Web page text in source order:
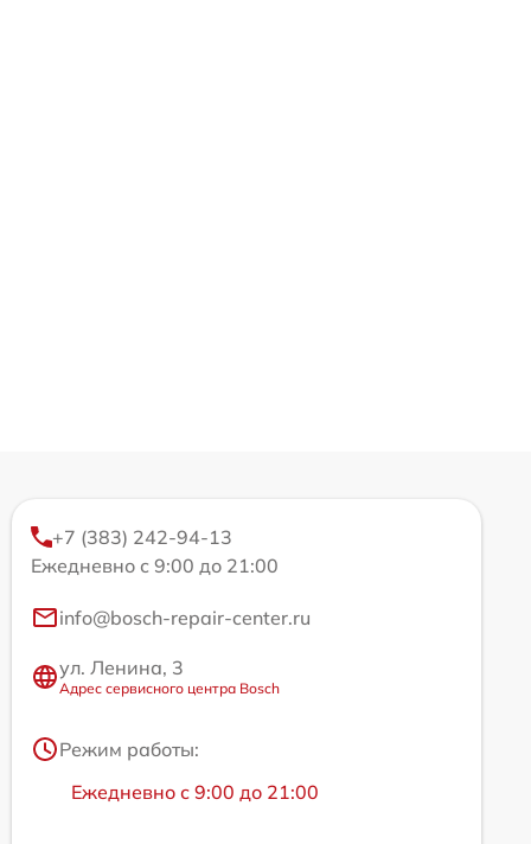
+7 (383) 242-94-13
Ежедневно с 9:00 до 21:00
info@bosch-repair-center.ru
ул. Ленина, 3
Адрес сервисного центра Bosch
Режим работы:
Ежедневно с 9:00 до 21:00